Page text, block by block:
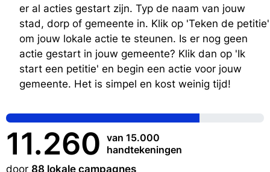
er al acties gestart zijn. Typ de naam van jouw
stad, dorp of gemeente in. Klik op 'Teken de petitie'
om jouw lokale actie te steunen. Is er nog geen
actie gestart in jouw gemeente? Klik dan op 'Ik
start een petitie' en begin een actie voor jouw
gemeente. Het is simpel en kost weinig tijd!
11.260 van 15.000
handtekeningen
door 88 lokale campagnes